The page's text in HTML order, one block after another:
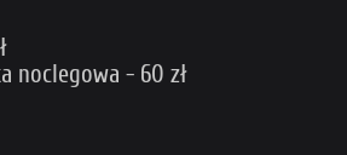
noclegowa - 60 zł